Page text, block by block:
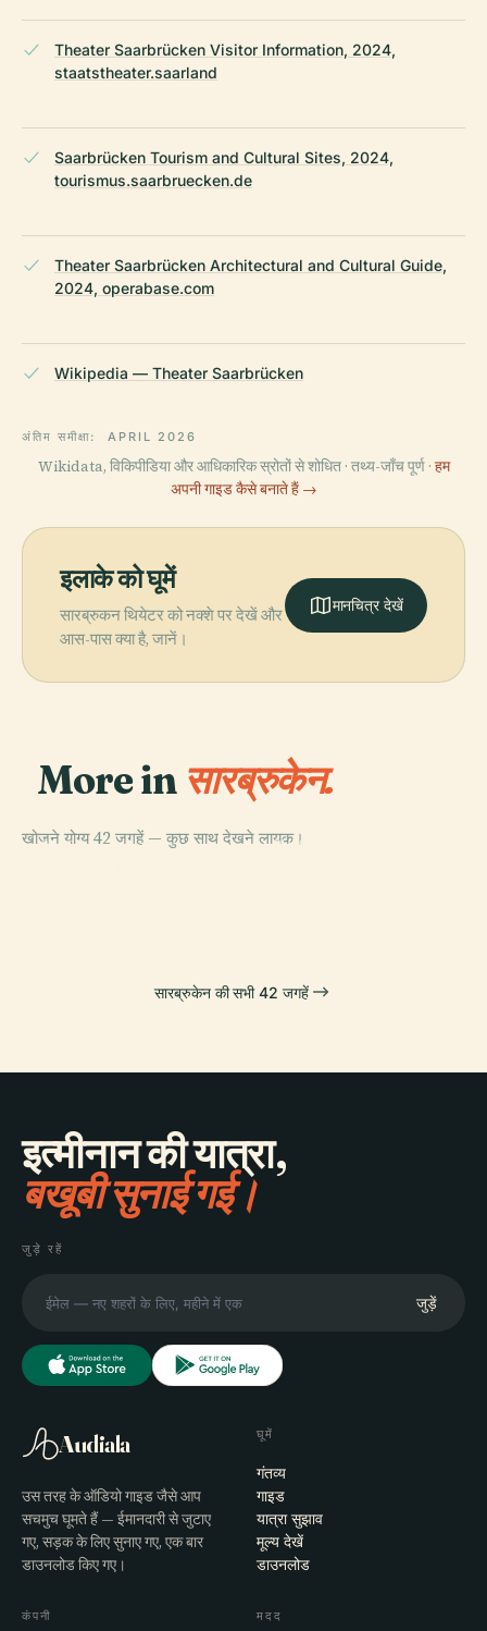
Theater Saarbrücken Visitor Information, 2024,
staatstheater.saarland
Saarbrücken Tourism and Cultural Sites, 2024,
tourismus.saarbruecken.de
Theater Saarbrücken Architectural and Cultural Guide,
2024, operabase.com
Wikipedia — Theater Saarbrücken
अंतिम समीक्षा: APRIL 2026
Wikidata, विकिपीडिया और आधिकारिक स्रोतों से शोधित · तथ्य-जाँच पूर्ण · हम
अपनी गाइड कैसे बनाते हैं →
इलाके को घूमें
सारब्रुकन थियेटर को नक्शे पर देखें और
आस-पास क्या है, जानें।
मानचित्र देखें
More in सारब्रुकेन.
खोजने योग्य 42 जगहें — कुछ साथ देखने लायक।
PLACE PLACE
PLACE
सारब्रुकेन की सभी 42 जगहें
इत्मीनान की यात्रा,
बखूबी सुनाई गई।
जुड़े रहें
जुड़ें
Audiala
उस तरह के ऑडियो गाइड जैसे आप
सचमुच घूमते हैं — ईमानदारी से जुटाए
गए, सड़क के लिए सुनाए गए, एक बार
डाउनलोड किए गए।
घूमें
गंतव्य
गाइड
यात्रा सुझाव
मूल्य देखें
डाउनलोड
कंपनी मदद